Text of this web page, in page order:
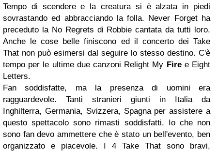
Tempo di scendere e la creatura si è alzata in piedi
sovrastando ed abbracciando la folla. Never Forget ha
preceduto la No Regrets di Robbie cantata da tutti loro.
Anche le cose belle finiscono ed il concerto dei Take
That non può esimersi dal seguire lo stesso destino. C'è
tempo per le ultime due canzoni Relight My Firee Eight
Letters.
Fan soddisfatte, ma la presenza di uomini era
ragguardevole. Tanti stranieri giunti in Italia da
Inghilterra, Germania, Svizzera, Spagna per assistere a
questo spettacolo sono rimasti soddisfatti. Io che non
sono fan devo ammettere che è stato un bell'evento, ben
organizzato e piacevole. I 4 Take That sono bravi,